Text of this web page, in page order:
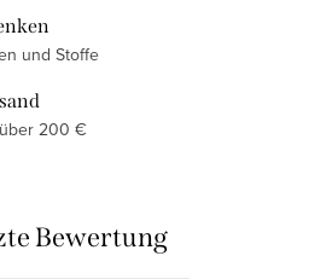
und Stoffe
200 €
Bewertung